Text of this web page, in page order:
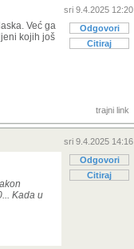
sri 9.4.2025 12:20
Odgovori
Citiraj
Već ga
kojih još
trajni link
sri 9.4.2025 14:16
Odgovori
Citiraj
Kada u